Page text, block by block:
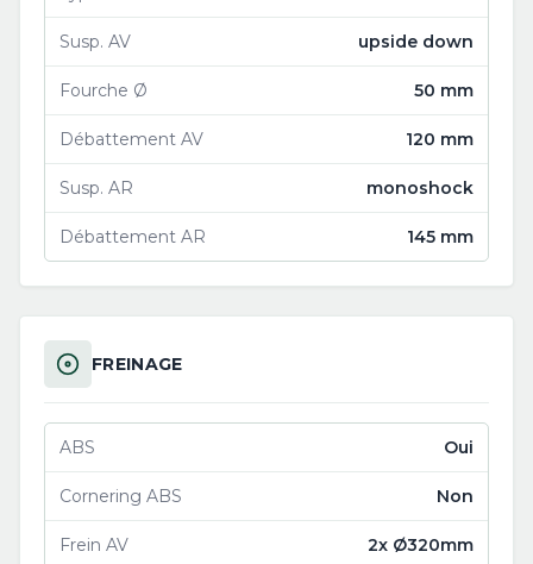
Susp. AV upside down
Fourche Ø 50 mm
Débattement AV 120 mm
Susp. AR monoshock
Débattement AR 145 mm
FREINAGE
ABS Oui
Cornering ABS Non
Frein AV 2x Ø320mm